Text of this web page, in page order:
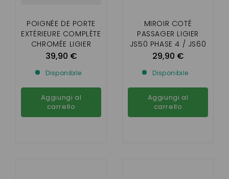
POIGNÉE DE PORTE
EXTÉRIEURE COMPLÈTE
CHROMÉE LIGIER
JS50 , JS 50 L, JS 60
39,90 €
Disponibile
Aggiungi al
carrello
MIROIR COTÉ
PASSAGER LIGIER
JS50 PHASE 4 / JS60
/ JS66
29,90 €
Disponibile
Aggiungi al
carrello